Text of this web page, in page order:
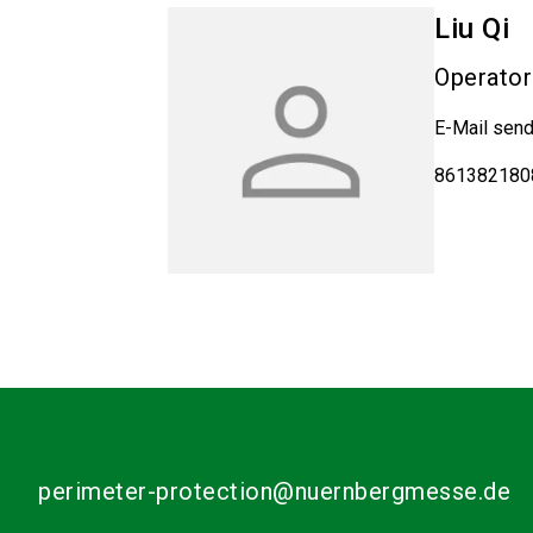
Liu Qi
Operator
E-Mail
perimeter-protection@nuernbergmesse.de